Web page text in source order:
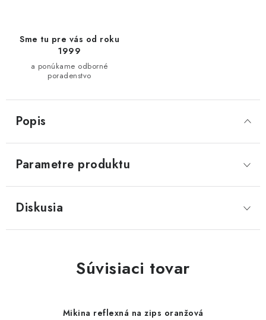
Sme tu pre vás od roku
1999
a ponúkame odborné
poradenstvo
Popis
Parametre produktu
Diskusia
Súvisiaci tovar
Mikina reflexná na zips oranžová